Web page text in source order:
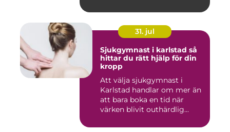
31. jul
Sjukgymnast i karlstad så
hittar du rätt hjälp för din
kropp
Att välja sjukgymnast i
Karlstad handlar om mer än
att bara boka en tid när
värken blivit outhärdlig...